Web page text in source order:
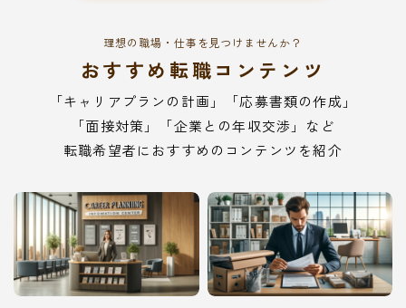
理想の職場・仕事を見つけませんか？
おすすめ転職コンテンツ
「キャリアプランの計画」「応募書類の作成」
「面接対策」「企業との年収交渉」など
転職希望者におすすめのコンテンツを紹介